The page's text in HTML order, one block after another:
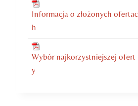
Informacja o złożonych ofertac
h
Wybór najkorzystniejszej ofert
y